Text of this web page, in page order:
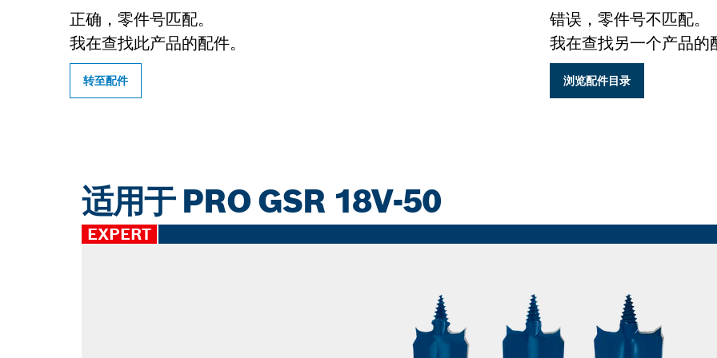
正确，零件号匹配。
我在查找此产品的配件。
转至配件
错误，零件号不匹配。
我在查找另一个产品的
浏览配件目录
适用于 PRO GSR 18V-50
EXPERT